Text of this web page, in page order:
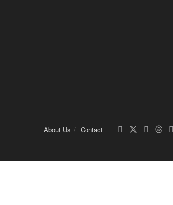
About Us Contact